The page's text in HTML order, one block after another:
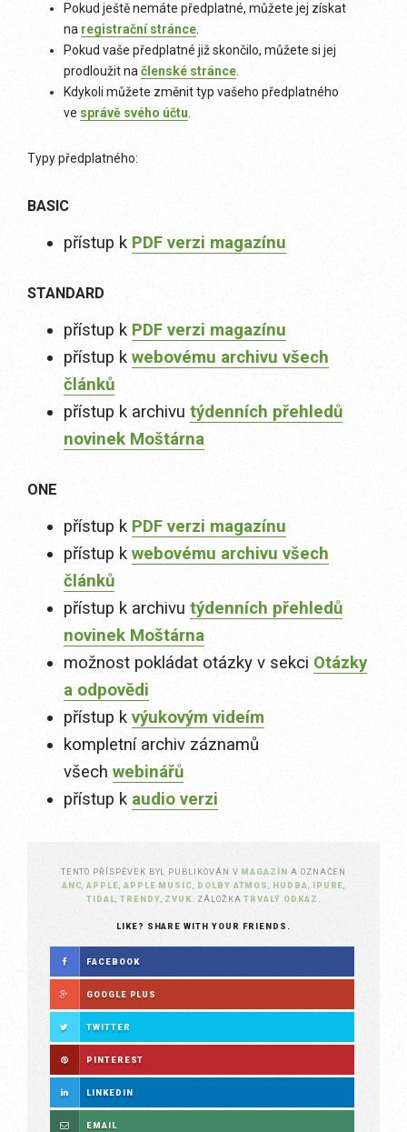
Pokud ještě nemáte předplatné, můžete jej získat
na registrační stránce
Pokud vaše předplatné již skončilo, můžete si jej
prodloužit na členské stránce
Kdykoli můžete změnit typ vašeho předplatného
ve správě svého účtu
Typy předplatného:
BASIC
přístup k PDF verzi magazínu
STANDARD
přístup k PDF verzi magazínu
přístup k webovému archivu všech
článků
přístup k archivu týdenních přehledů
novinek Moštárna
ONE
přístup k PDF verzi magazínu
přístup k webovému archivu všech
článků
přístup k archivu týdenních přehledů
novinek Moštárna
možnost pokládat otázky v sekci Otázky
a odpovědi
přístup k výukovým videím
kompletní archiv záznamů
všech webinářů
přístup k audio verzi
TENTO PŘÍSPĚVEK BYL PUBLIKOVÁN V MAGAZÍN A OZNAČEN
ANC ,APPLE APPLE MUSIC DOLBY ATMOS HUDBA IPURE
TIDAL
TRENDY ZVUK . ZÁLOŽKATRVALÝ ODKAZ
LIKE? SHARE WITH YOUR FRIENDS.
FACEBOOK
GOOGLE PLUS
TWITTER
PINTEREST
LINKEDIN
EMAIL